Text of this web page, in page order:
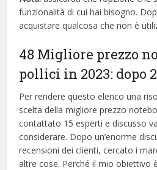
funzionalità di cui hai bisogno.
acquistare qualcosa che non è
48 Migliore prezzo
pollici in 2023: dopo
Per rendere questo elenco una
scelta della migliore prezzo
contattato 15 esperti e discusso
considerare. Dopo un’enorme
recensioni dei clienti, cercato i
altre cose. Perché il mio obiettivo